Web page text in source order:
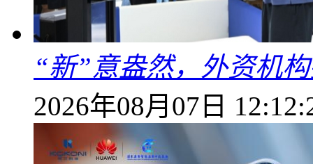
“新”意盎然，外资机
2026年08月07日